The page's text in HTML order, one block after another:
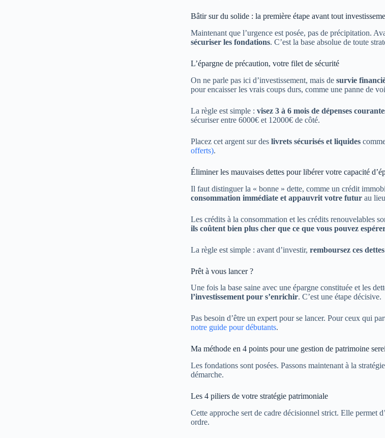
Bâtir sur du solide : la première étape avant tout
Maintenant que l’urgence est posée, pas de précipitation.
sécuriser les fondations. C’est la base absolue de toute
L’épargne de précaution, votre filet de sécurité
On ne parle pas ici d’investissement, mais de survie
pour encaisser les vrais coups durs, comme une panne de
La règle est simple : visez 3 à 6 mois de dépenses
sécuriser entre 6000€ et 12000€ de côté.
Placez cet argent sur des livrets sécurisés et liquides
offerts).
Éliminer les mauvaises dettes pour libérer votre capacité
Il faut distinguer la « bonne » dette, comme un crédit
consommation immédiate et appauvrit votre futurau
Les crédits à la consommation et les crédits renouvelables
ils coûtent bien plus cher que ce que vous pouvez
La règle est simple : avant d’investir, remboursez ces
Prêt à vous lancer ?
Une fois la base saine avec une épargne constituée et les
l’investissement pour s’enrichir. C’est une étape décisive.
Pas besoin d’être un expert pour se lancer. Pour ceux qui
notre guide pour débutants.
Ma méthode en 4 points pour une gestion de patrimoine
Les fondations sont posées. Passons maintenant à la
démarche.
Les 4 piliers de votre stratégie patrimoniale
Cette approche sert de cadre décisionnel strict. Elle permet d’
ordre.